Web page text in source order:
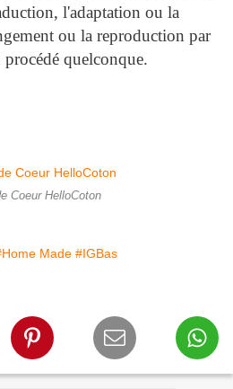
l'adaptation ou la
ou la reproduction par
quelconque.
Coeur HelloCoton
Made #IGBas